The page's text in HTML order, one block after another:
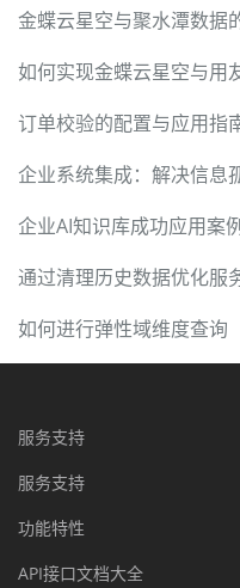
金蝶云星空与聚水潭数据
如何实现金蝶云星空与用
订单校验的配置与应用指
企业系统集成：解决信息
企业AI知识库成功应用案
通过清理历史数据优化服
如何进行弹性域维度查询
服务支持
服务支持
功能特性
API接口文档大全